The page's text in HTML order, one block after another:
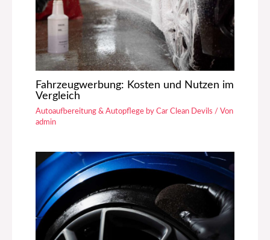
Fahrzeugwerbung: Kosten und Nutzen im
Vergleich
Autoaufbereitung & Autopflege by Car Clean Devils / Von
admin